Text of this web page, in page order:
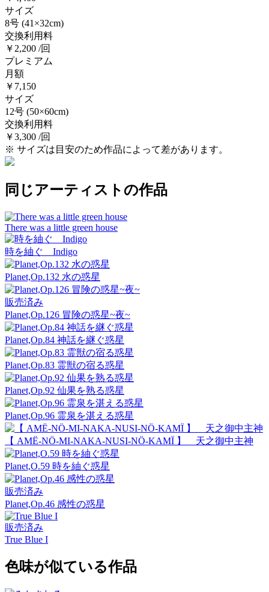
サイズ
8号 (41×32cm)
交換利用料
￥2,200 /回
プレミアム
月額
￥7,150
サイズ
12号 (50×60cm)
交換利用料
￥3,300 /回
※ サイズは目安のため作品によって差があります。
同じアーティストの作品
There was a little green house
時を紬ぐ Indigo
Planet,Op.132 水の惑星
販売済み
Planet,Op.126 冒険の惑星~夜~
Planet,Op.84 神話を継ぐ惑星
Planet,Op.83 霊獣の宿る惑星
Planet,Op.92 仙果を熟る惑星
Planet,Op.96 霊泉を湛える惑星
【 AMË-NÖ-MI-NAKA-NUSI-NÖ-KAMÏ 】 天之御中主神
Planet,O.59 時を紬ぐ惑星
販売済み
Planet,Op.46 感性の惑星
販売済み
True Blue I
色味が似ている作品